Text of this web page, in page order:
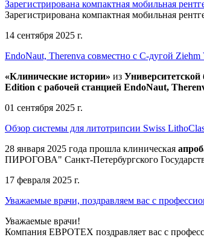
Зарегистрирована компактная мобильная
Зарегистрирована компактная мобильная
14 сентября 2025 г.
EndoNaut, Therenva совместно с С-дугой
«Клинические истории» из Университетской
Edition с рабочей станцией EndoNaut,
01 сентября 2025 г.
Обзор системы для литотрипсии Swiss
28 января 2025 года прошла клиническая
ПИРОГОВА" Санкт-Петербургского
17 февраля 2025 г.
Уважаемые врачи, поздравляем вас с
Уважаемые врачи!
Компания ЕВРОТЕХ поздравляет вас с